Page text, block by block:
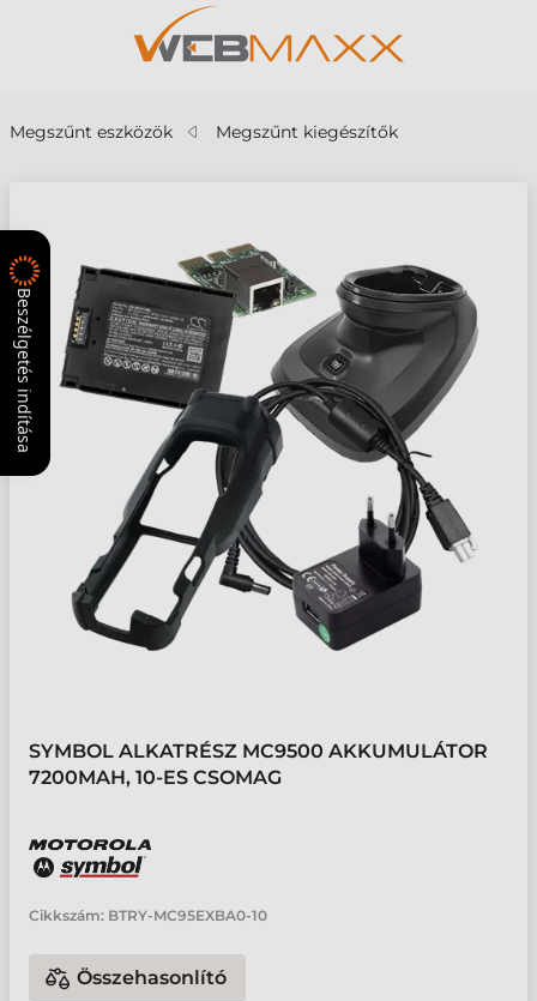
Megszűnt eszközök Megszűnt kiegészítők
SYMBOL ALKATRÉSZ MC9500 AKKUMULÁTOR
7200MAH, 10-ES CSOMAG
Cikkszám: BTRY-MC95EXBA0-10
Összehasonlító
Beszélgetés indítása